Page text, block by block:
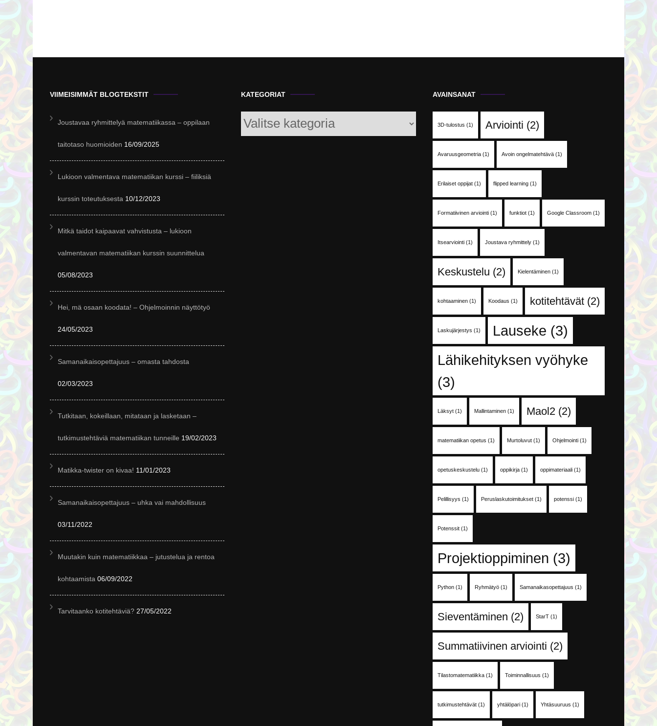
VIIMEISIMMÄT BLOGTEKSTIT
Joustavaa ryhmittelyä matematiikassa – oppilaan
taitotaso huomioiden 16/09/2025
Lukioon valmentava matematiikan kurssi – fiiliksiä
kurssin toteutuksesta 10/12/2023
Mitkä taidot kaipaavat vahvistusta – lukioon
valmentavan matematiikan kurssin suunnittelua
05/08/2023
Hei, mä osaan koodata! – Ohjelmoinnin näyttötyö
24/05/2023
Samanaikaisopettajuus – omasta tahdosta
02/03/2023
Tutkitaan, kokeillaan, mitataan ja lasketaan –
tutkimustehtäviä matematiikan tunneille 19/02/2023
Matikka-twister on kivaa! 11/01/2023
Samanaikaisopettajuus – uhka vai mahdollisuus
03/11/2022
Muutakin kuin matematiikkaa – jutustelua ja rentoa
kohtaamista 06/09/2022
Tarvitaanko kotitehtäviä? 27/05/2022
KATEGORIAT
Kategoriat
AVAINSANAT
3D-tulostus (1) Arviointi (2)
Avaruusgeometria(1) Avoin ongelmatehtävä(1)
Erilaiset oppijat(1) flipped learning(1)
Formatiivinen arviointi(1) funktiot(1) Google Classroom(1)
Itsearviointi(1) Joustava ryhmittely(1)
Keskustelu (2) Kielentäminen(1)
kohtaaminen(1) Koodaus (1) kotitehtävät(2)
Laskujärjestys (1) Lauseke (3)
Lähikehityksen vyöhyke
(3)
Läksyt(1) Mallintaminen(1) Maol2 (2)
matematiikan opetus (1) Murtoluvut(1) Ohjelmointi(1)
opetuskeskustelu(1) oppikirja(1) oppimateriaali(1)
Pelillisyys (1) Peruslaskutoimitukset(1) potenssi(1)
Potenssit(1)
Projektioppiminen (3)
Python(1) Ryhmätyö(1) Samanaikasopettajuus (1)
Sieventäminen (2) StarT(1)
Summatiivinen arviointi (2)
Tilastomatematiikka(1) Toiminnallisuus (1)
tutkimustehtävät(1) yhtälöpari(1) Yhtäsuuruus (1)